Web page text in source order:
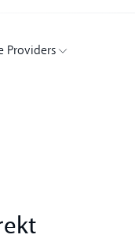
Providers